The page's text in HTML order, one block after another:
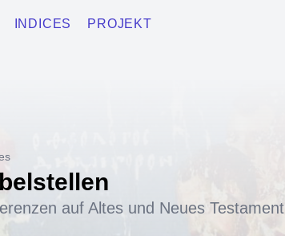
INDICES PROJEKT
auf Altes und Neues Testament